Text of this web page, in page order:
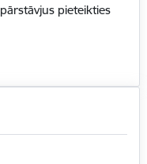
pieteikties